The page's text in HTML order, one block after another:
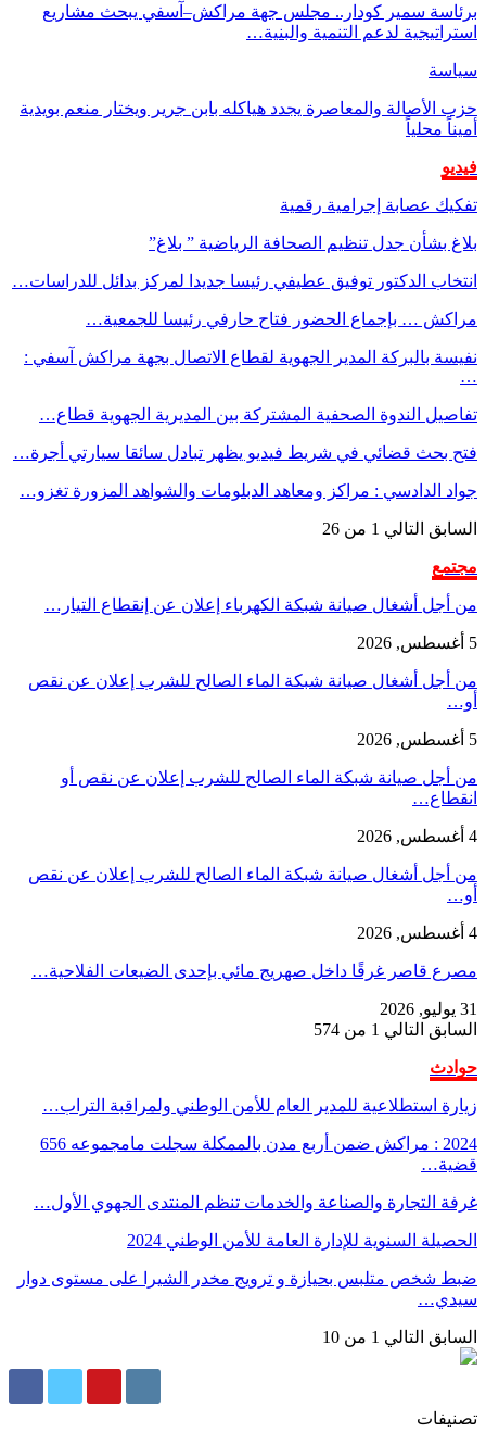
برئاسة سمير كودار.. مجلس جهة مراكش–آسفي يبحث مشاريع
استراتيجية لدعم التنمية والبنية…
سياسة
حزب الأصالة والمعاصرة يجدد هياكله بابن جرير ويختار منعم بويدية
أميناً محلياً
فيديو
تفكيك عصابة إجرامية رقمية
بلاغ بشأن جدل تنظيم الصحافة الرياضية ” بلاغ”
انتخاب الدكتور توفيق عطيفي رئيسا جديدا لمركز بدائل للدراسات…
مراكش … بإجماع الحضور فتاح حارفي رئيسا للجمعية…
نفيسة بالبركة المدير الجهوية لقطاع الاتصال بجهة مراكش آسفي :
…
تفاصيل الندوة الصحفية المشتركة بين المديرية الجهوية قطاع…
فتح بحث قضائي في شريط فيديو يظهر تبادل سائقا سيارتي أجرة…
جواد الدادسي : مراكز ومعاهد الدبلومات والشواهد المزورة تغزو…
السابق التالي 1 من 26
مجتمع
من أجل أشغال صيانة شبكة الكهرباء إعلان عن إنقطاع التيار…
5 أغسطس, 2026
من أجل أشغال صيانة شبكة الماء الصالح للشرب إعلان عن نقص
أو…
5 أغسطس, 2026
من أجل صيانة شبكة الماء الصالح للشرب إعلان عن نقص أو
انقطاع…
4 أغسطس, 2026
من أجل أشغال صيانة شبكة الماء الصالح للشرب إعلان عن نقص
أو…
4 أغسطس, 2026
مصرع قاصر غرقًا داخل صهريج مائي بإحدى الضيعات الفلاحية…
31 يوليو, 2026
السابق التالي 1 من 574
حوادث
زيارة استطلاعية للمدير العام للأمن الوطني ولمراقبة التراب…
2024 : مراكش ضمن أربع مدن بالممكلة سجلت مامجموعه 656
قضية…
غرفة التجارة والصناعة والخدمات تنظم المنتدى الجهوي الأول…
الحصيلة السنوية للإدارة العامة للأمن الوطني 2024
ضبط شخص متلبس بحيازة و ترويج مخدر الشيرا على مستوى دوار
سيدي…
السابق التالي 1 من 10
تصنيفات